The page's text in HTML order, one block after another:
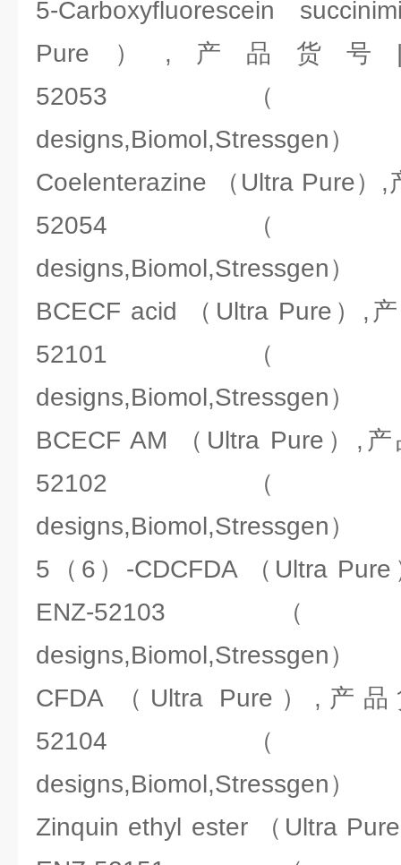
5-Carboxyfluorescein
Pure）,产品货号|
52053（
designs,Biomol,Stressgen）
Coelenterazine （Ultra Pure）,
52054（
designs,Biomol,Stressgen）
BCECF acid （Ultra Pure）,
52101（
designs,Biomol,Stressgen）
BCECF AM （Ultra Pure）,
52102（
designs,Biomol,Stressgen）
5（6）-CDCFDA （Ultra
ENZ-52103（
designs,Biomol,Stressgen）
CFDA （Ultra Pure）,产
52104（
designs,Biomol,Stressgen）
Zinquin ethyl ester （Ultra